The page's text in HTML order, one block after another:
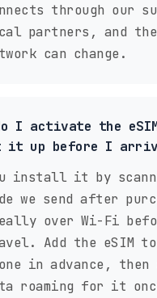
through our
partners, and
can change.
I activate the
it up before I
install it by
we send after
over Wi-Fi
Add the eSIM
in advance, then
roaming for it